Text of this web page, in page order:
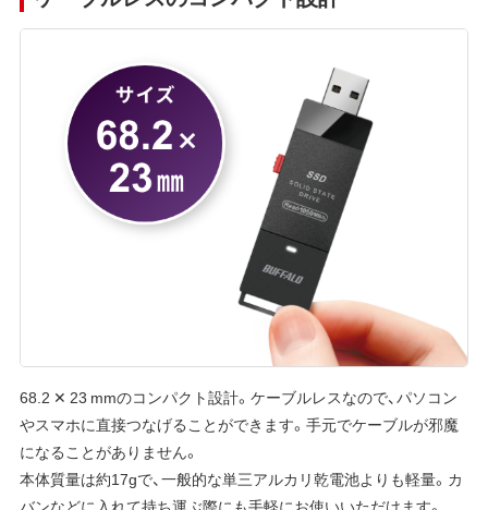
68.2 ✕ 23 mmのコンパクト設計。ケーブルレスなので、パソコン
やスマホに直接つなげることができます。手元でケーブルが邪魔
になることがありません。
本体質量は約17gで、一般的な単三アルカリ乾電池よりも軽量。カ
バンなどに入れて持ち運ぶ際にも手軽にお使いいただけます。